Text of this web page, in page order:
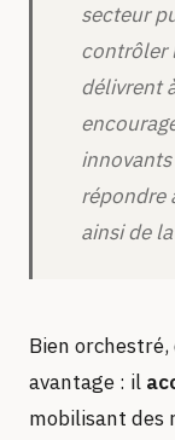
secteur
contrôler
délivrent
répondre
ainsi de
Bien
avantage : il
mobilisant des